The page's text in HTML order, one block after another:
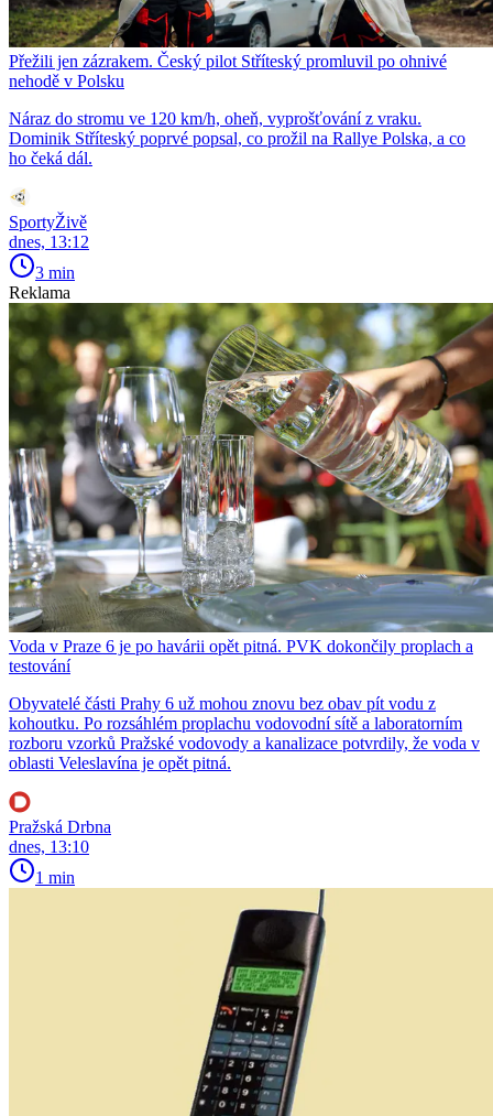
Přežili jen zázrakem. Český pilot Stříteský promluvil po ohnivé
nehodě v Polsku
Náraz do stromu ve 120 km/h, oheň, vyprošťování z vraku.
Dominik Stříteský poprvé popsal, co prožil na Rallye Polska, a co
ho čeká dál.
SportyŽivě
dnes, 13:12
3 min
Reklama
Voda v Praze 6 je po havárii opět pitná. PVK dokončily proplach a
testování
Obyvatelé části Prahy 6 už mohou znovu bez obav pít vodu z
kohoutku. Po rozsáhlém proplachu vodovodní sítě a laboratorním
rozboru vzorků Pražské vodovody a kanalizace potvrdily, že voda v
oblasti Veleslavína je opět pitná.
Pražská Drbna
dnes, 13:10
1 min